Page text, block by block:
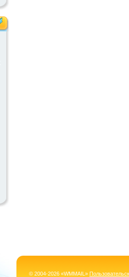
© 2004-2026 «WMMAIL»